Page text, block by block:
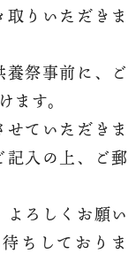
りいただきま
祭事前に、ご
ます。
ていただきま
記入の上、ご郵
ろしくお願い
ちしておりま